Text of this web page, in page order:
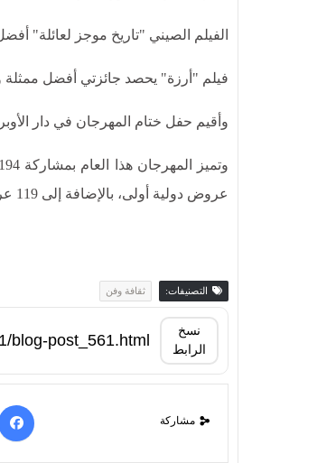
الفيلم الصيني "تاريخ موجز لعائلة"
فيلم "أرزة" يحصد جائزتي أفضل ممثلة
وأقيم حفل ختام المهرجان في دار
عروض دولية أولى، بالإضافة إلى 119 عرضًا خاصًا بمنطقة الشرق الأوسط وأفريقيا.
التصنيفات: ثقافة وفن
نسخ
الرابط
مشاركة